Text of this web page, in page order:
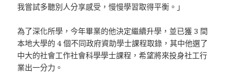
我嘗試多聽別人分享感受，慢慢學習取得平衡。」
為了深化所學，今年畢業的他決定繼續升學，並已獲 3 間
本地大學的 4 個不同政府資助學士課程取錄，其中他選了
中大的社會工作社會科學學士課程，希望將來投身社工行
業出一分力。